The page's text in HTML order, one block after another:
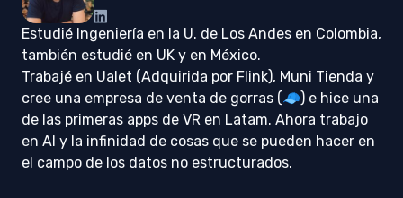
Estudié Ingeniería en la U. de Los Andes en Colombia,
también estudié en UK y en México.
Trabajé en Ualet (Adquirida por Flink), Muni Tienda y
cree una empresa de venta de gorras (🧢) e hice una
de las primeras apps de VR en Latam. Ahora trabajo
en AI y la infinidad de cosas que se pueden hacer en
el campo de los datos no estructurados.